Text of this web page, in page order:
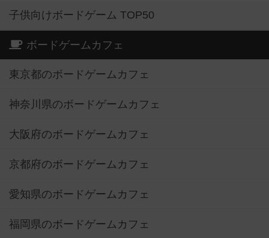
子供向けボードゲーム TOP50
ボードゲームカフェ
東京都のボードゲームカフェ
神奈川県のボードゲームカフェ
大阪府のボードゲームカフェ
京都府のボードゲームカフェ
愛知県のボードゲームカフェ
福岡県のボードゲームカフェ